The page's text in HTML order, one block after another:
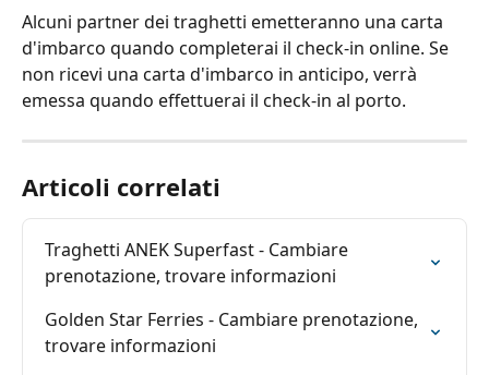
Alcuni partner dei traghetti emetteranno una carta
d'imbarco quando completerai il check-in online. Se
non ricevi una carta d'imbarco in anticipo, verrà
emessa quando effettuerai il check-in al porto.
Articoli correlati
Traghetti ANEK Superfast - Cambiare
prenotazione, trovare informazioni
Golden Star Ferries - Cambiare prenotazione,
trovare informazioni